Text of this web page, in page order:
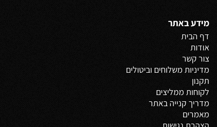
מידע באתר
דף הבית
אודות
צור קשר
מדיניות משלוחים וביטולים
תקנון
לקוחות ממליצים
מדריך קנייה באתר
מאמרים